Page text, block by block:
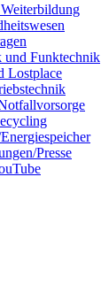
Funktechnik
Lostplace
Presse